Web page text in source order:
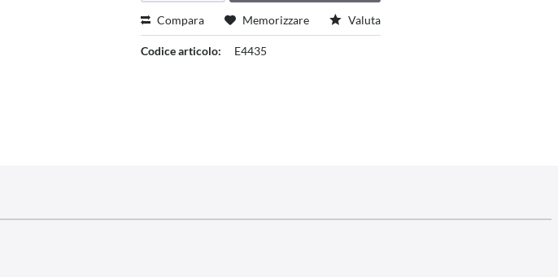
Compara Memorizzare Valuta
Codice articolo: E4435